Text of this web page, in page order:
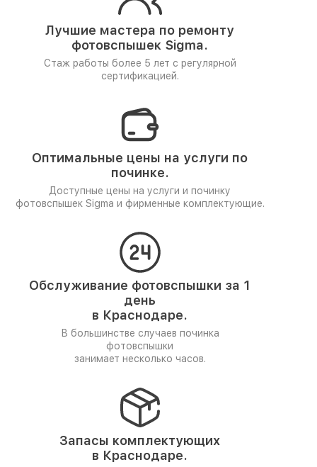
Лучшие мастера по ремонту
фотовспышек Sigma.
Стаж работы более 5 лет с регулярной
сертификацией.
Оптимальные цены на услуги по
починке.
Доступные цены на услуги и починку
фотовспышек Sigma и фирменные комплектующие.
Обслуживание фотовспышки за 1
день
в Краснодаре.
В большинстве случаев починка
фотовспышки
занимает несколько часов.
Запасы комплектующих
в Краснодаре.